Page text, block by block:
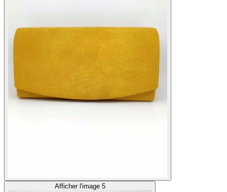
Afficher l'image 5